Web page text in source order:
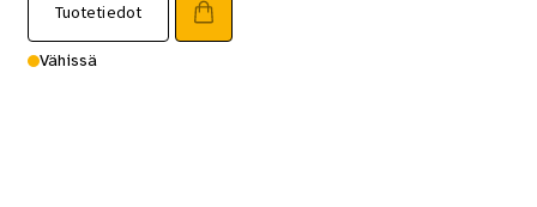
Tuotetiedot
Vähissä